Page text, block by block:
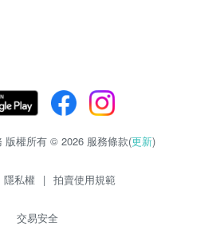
版權所有 © 2026 服務條款(更新)
隱私權 | 拍賣使用規範
交易安全